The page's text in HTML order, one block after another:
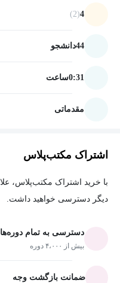
4
(2)
44دانشجو
0:31ساعت
مقدماتی
اشتراک مکتب‌پلاس
دیگر دسترسی خواهید داشت.
دسترسی به تمام دوره‌ها
بیش از ۴،۰۰۰ دوره
ضمانت بازگشت وجه